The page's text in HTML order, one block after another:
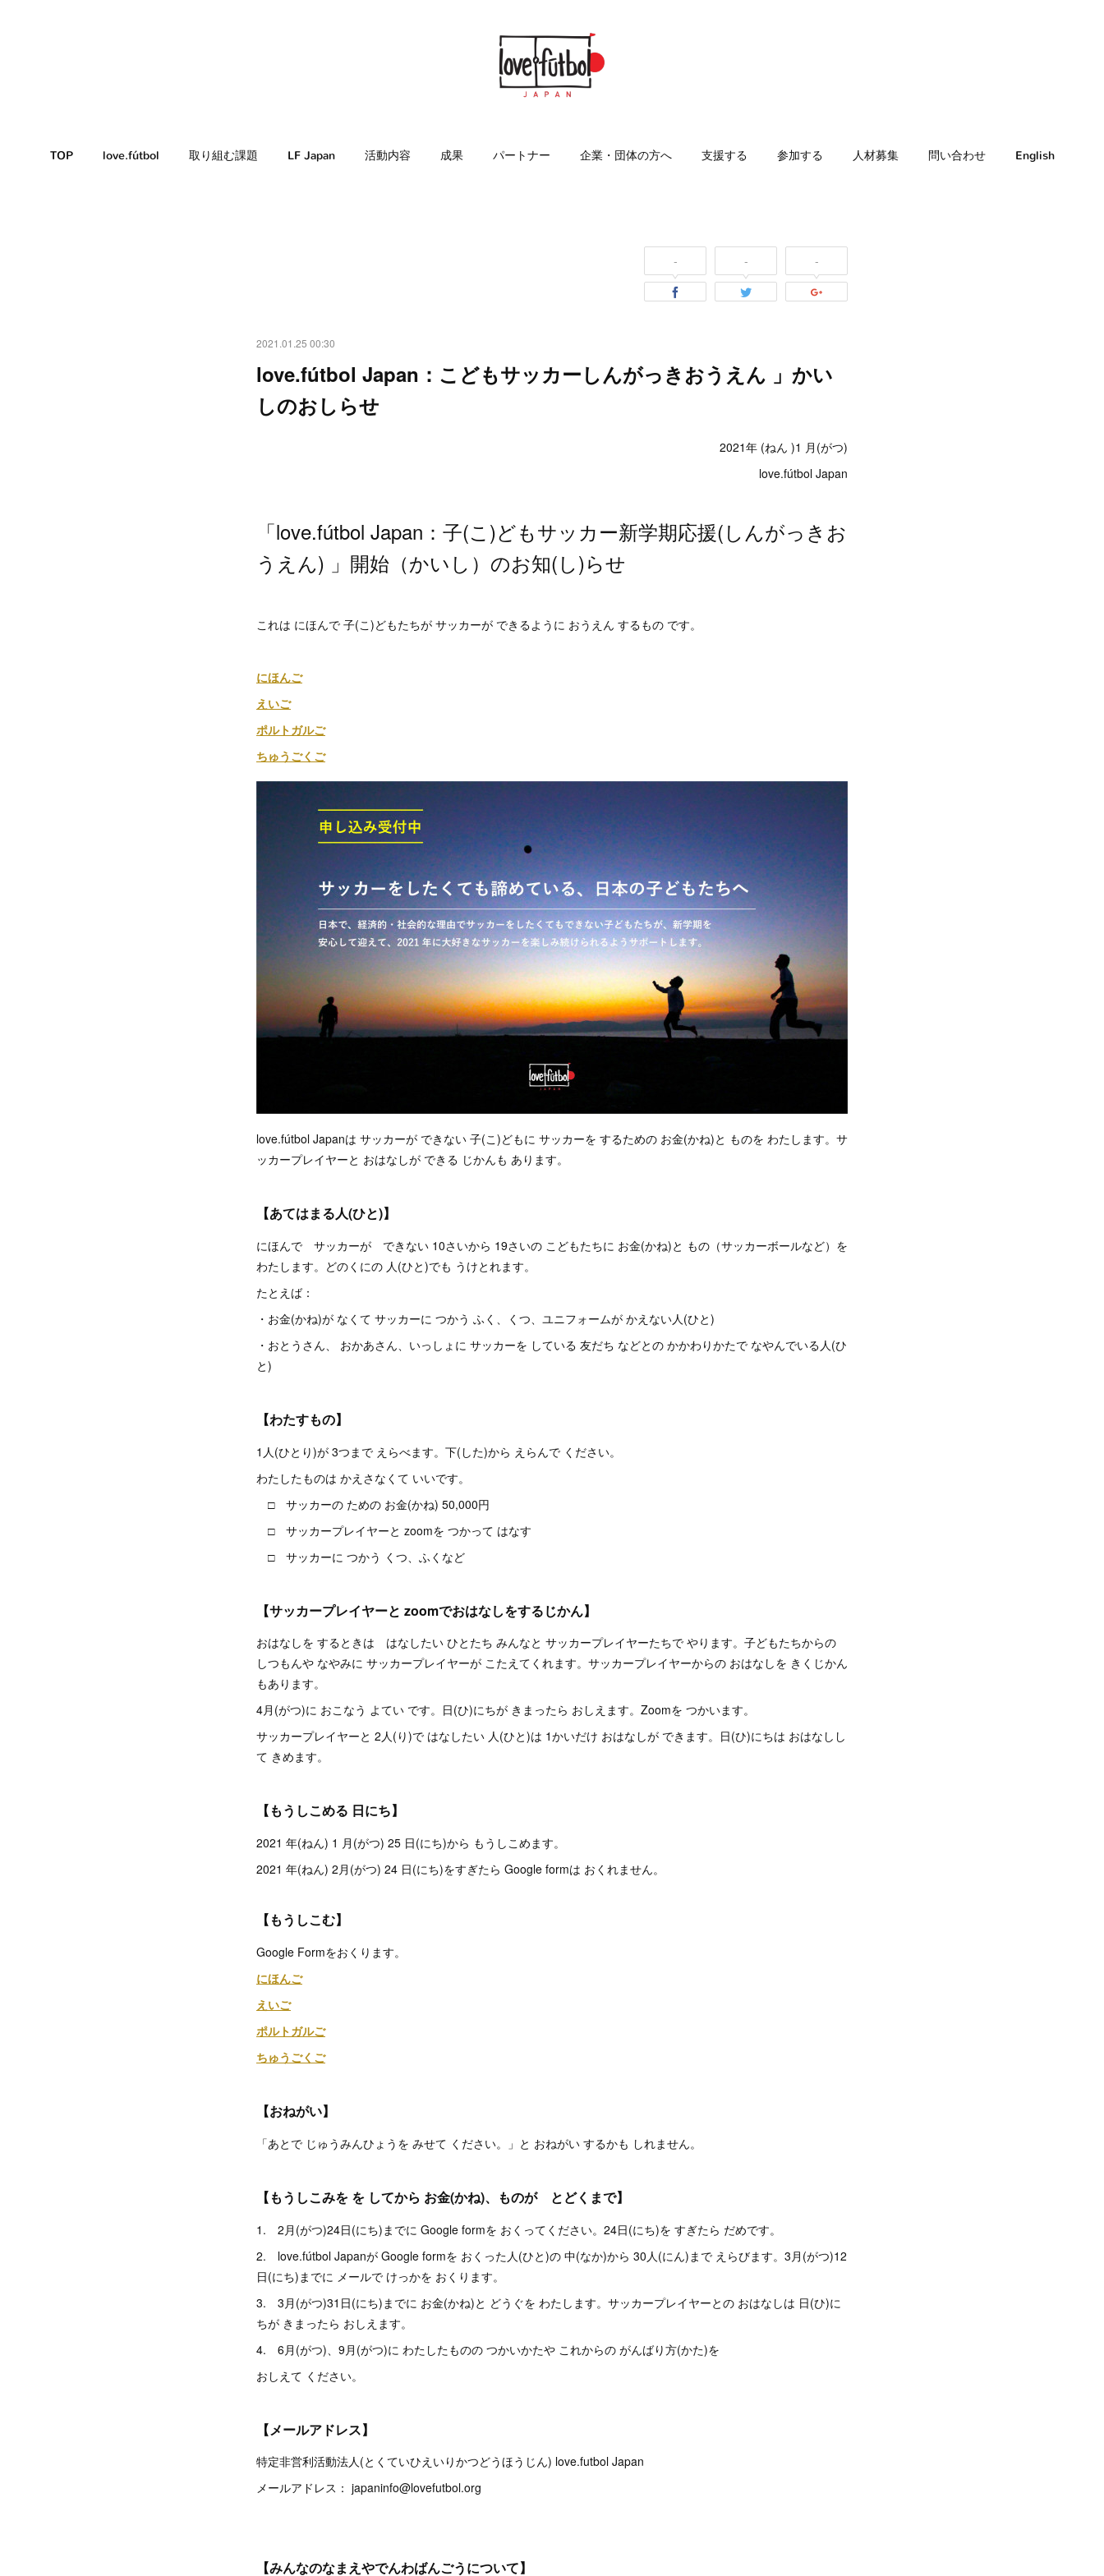
TOP love.fútbol 取り組む課題 LF Japan 活動内容 成果 パートナー 企業・団体の方へ 支援する 参加する 人材募集 問い合わせ English
- - -
2021.01.25 00:30
love.fútbol Japan：こどもサッカーしんがっきおうえん 」かい
しのおしらせ
2021年 (ねん )1 月(がつ)
love.fútbol Japan
「love.fútbol Japan：子(こ)どもサッカー新学期応援(しんがっきお
うえん) 」開始（かいし）のお知(し)らせ
これは にほんで 子(こ)どもたちが サッカーが できるように おうえん するもの です。
にほんご
えいご
ポルトガルご
ちゅうごくご
love.fútbol Japanは サッカーが できない 子(こ)どもに サッカーを するための お金(かね)と ものを わたします。サ
ッカープレイヤーと おはなしが できる じかんも あります。
【あてはまる人(ひと)】
にほんで サッカーが できない 10さいから 19さいの こどもたちに お金(かね)と もの（サッカーボールなど）を
わたします。どのくにの 人(ひと)でも うけとれます。
たとえば：
・お金(かね)が なくて サッカーに つかう ふく、くつ、ユニフォームが かえない人(ひと)
・おとうさん、 おかあさん、いっしょに サッカーを している 友だち などとの かかわりかたで なやんでいる人(ひ
と)
【わたすもの】
1人(ひとり)が 3つまで えらべます。下(した)から えらんで ください。
わたしたものは かえさなくて いいです。
□ サッカーの ための お金(かね) 50,000円
□ サッカープレイヤーと zoomを つかって はなす
□ サッカーに つかう くつ、ふくなど
【サッカープレイヤーと zoomでおはなしをするじかん】
おはなしを するときは はなしたい ひとたち みんなと サッカープレイヤーたちで やります。子どもたちからの
しつもんや なやみに サッカープレイヤーが こたえてくれます。サッカープレイヤーからの おはなしを きくじかん
もあります。
4月(がつ)に おこなう よてい です。日(ひ)にちが きまったら おしえます。Zoomを つかいます。
サッカープレイヤーと 2人(り)で はなしたい 人(ひと)は 1かいだけ おはなしが できます。日(ひ)にちは おはなしし
て きめます。
【もうしこめる 日にち】
2021 年(ねん) 1 月(がつ) 25 日(にち)から もうしこめます。
2021 年(ねん) 2月(がつ) 24 日(にち)をすぎたら Google formは おくれません。
【もうしこむ】
Google Formをおくります。
にほんご
えいご
ポルトガルご
ちゅうごくご
【おねがい】
「あとで じゅうみんひょうを みせて ください。」と おねがい するかも しれません。
【もうしこみを を してから お金(かね)、ものが とどくまで】
1. 2月(がつ)24日(にち)までに Google formを おくってください。24日(にち)を すぎたら だめです。
2. love.fútbol Japanが Google formを おくった人(ひと)の 中(なか)から 30人(にん)まで えらびます。3月(がつ)12
日(にち)までに メールで けっかを おくります。
3. 3月(がつ)31日(にち)までに お金(かね)と どうぐを わたします。サッカープレイヤーとの おはなしは 日(ひ)に
ちが きまったら おしえます。
4. 6月(がつ)、9月(がつ)に わたしたものの つかいかたや これからの がんばり方(かた)を
おしえて ください。
【メールアドレス】
特定非営利活動法人(とくていひえいりかつどうほうじん) love.futbol Japan
メールアドレス： japaninfo@lovefutbol.org
【みんなのなまえやでんわばんごうについて】